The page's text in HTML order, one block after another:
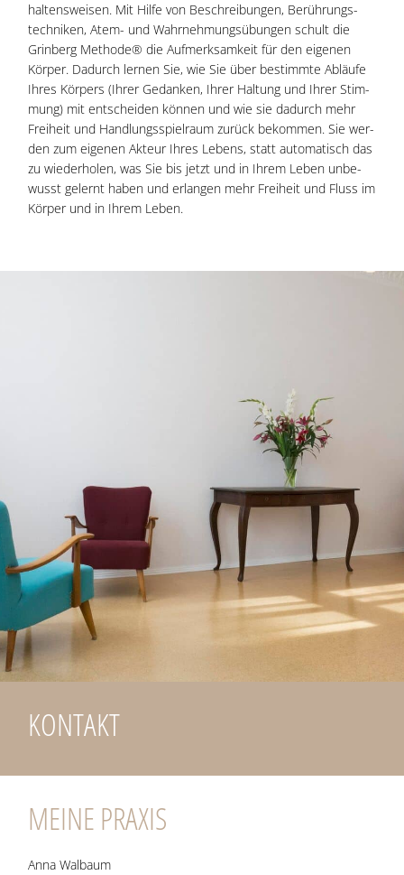
hal­tens­wei­sen. Mit Hil­fe von Beschrei­bun­gen, Berüh­rungs­
tech­ni­ken, Atem- und Wahr­neh­mungs­übun­gen schult die
Grin­berg Metho­de® die Auf­merk­sam­keit für den eige­nen
Kör­per. Dadurch ler­nen Sie, wie Sie über bestimm­te Abläu­fe
Ihres Kör­pers (Ihrer Gedan­ken, Ihrer Hal­tung und Ihrer Stim­
mung) mit ent­schei­den kön­nen und wie sie dadurch mehr
Frei­heit und Hand­lungs­spiel­raum zurück bekom­men. Sie wer­
den zum eige­nen Akteur Ihres Lebens, statt auto­ma­tisch das
zu wie­der­ho­len, was Sie bis jetzt und in Ihrem Leben unbe­
wusst gelernt haben und erlan­gen mehr Frei­heit und Fluss im
Kör­per und in Ihrem Leben.
KONTAKT
MEINE PRAXIS
Anna Wal­baum